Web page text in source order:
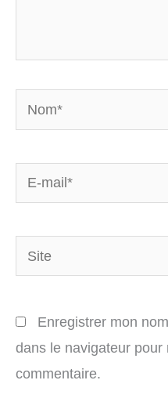
Nom*
E-
mail*
Site
Enregistrer mon
dans le navigateur pour
commentaire.